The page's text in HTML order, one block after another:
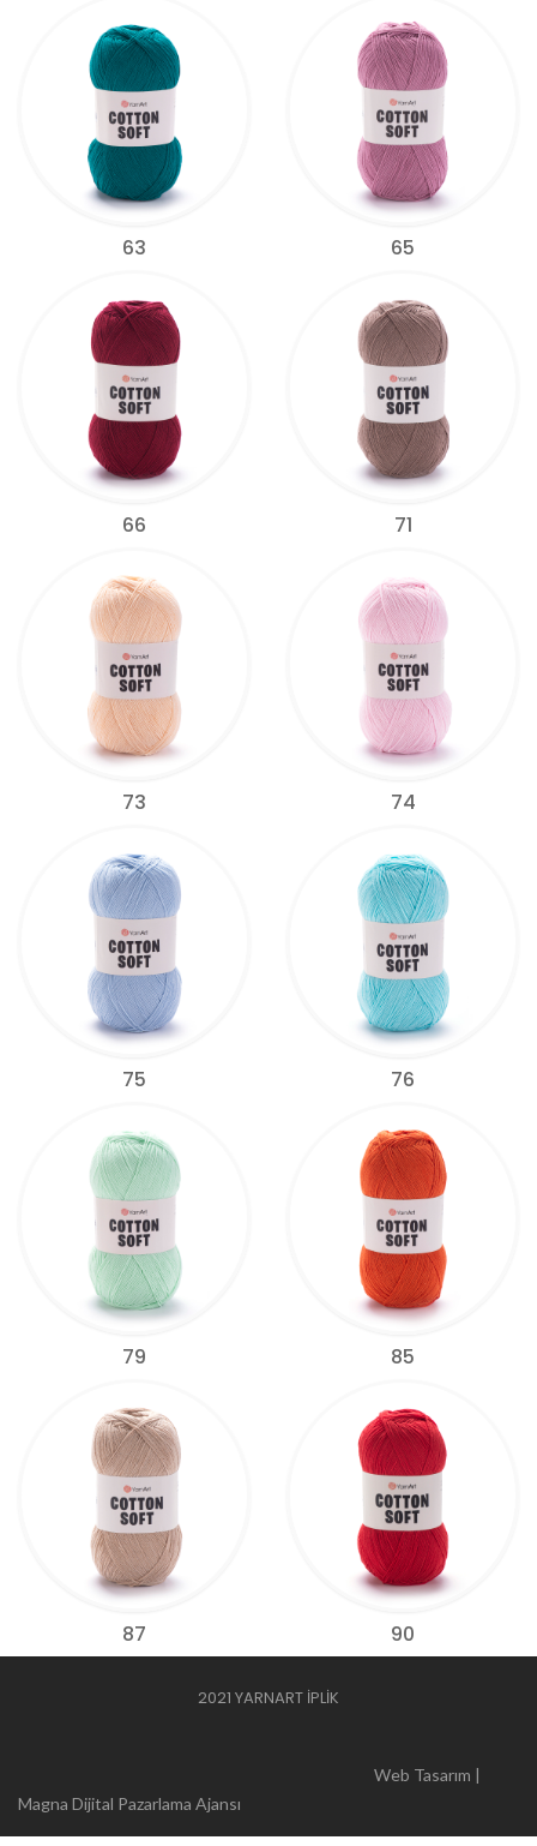
63 65
66 71
73 74
75 76
79 85
87 90
2021 YARNART İPLİK
Web Tasarım |
Magna Dijital Pazarlama Ajansı